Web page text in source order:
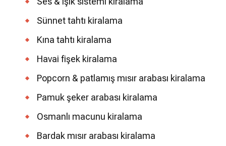
Sünnet tahtı kiralama
Kına tahtı kiralama
Havai fişek kiralama
Popcorn & patlamış mısır arabası kiralama
Pamuk şeker arabası kiralama
Osmanlı macunu kiralama
Bardak mısır arabası kiralama